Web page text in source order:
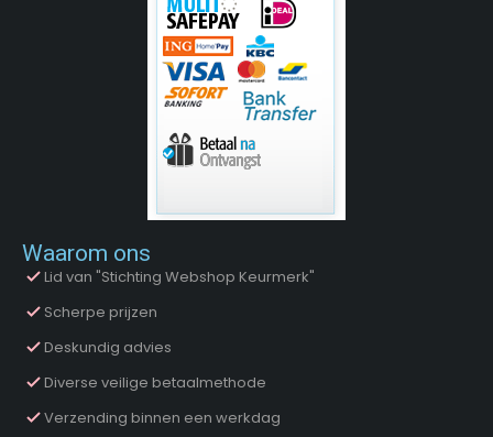
Waarom ons
Lid van "Stichting Webshop Keurmerk"
Scherpe prijzen
Deskundig advies
Diverse veilige betaalmethode
Verzending binnen een werkdag